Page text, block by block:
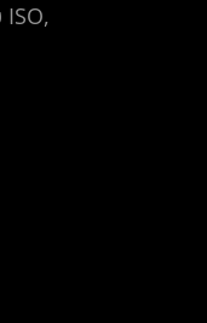
ISO,